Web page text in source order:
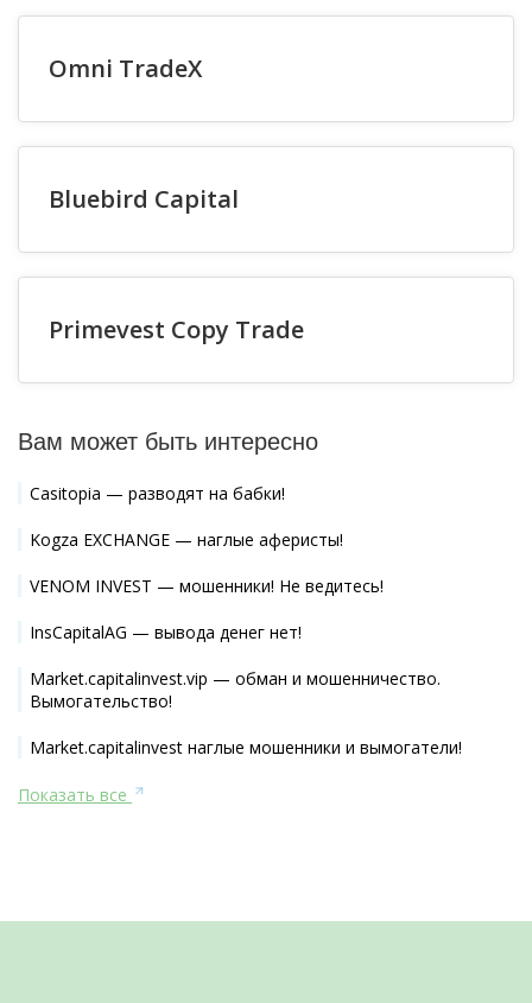
Omni TradeX
Bluebird Capital
Primevest Copy Trade
Вам может быть интересно
Casitopia — разводят на бабки!
Kogza EXCHANGE — наглые аферисты!
VENOM INVEST — мошенники! Не ведитесь!
InsCapitalAG — вывода денег нет!
Market.capitalinvest.vip — обман и мошенничество.
Вымогательство!
Market.capitalinvest наглые мошенники и вымогатели!
Показать все